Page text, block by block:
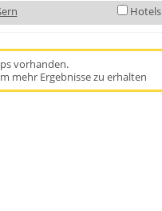
vorhanden.
mehr Ergebnisse zu erhalten